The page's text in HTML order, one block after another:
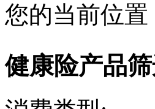
您的当前位置
健康险产品